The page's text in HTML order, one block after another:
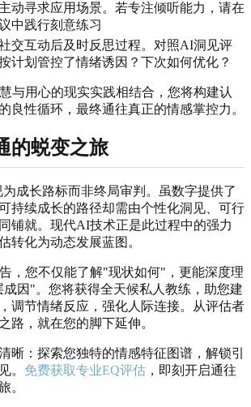
主动寻求应用场景。若专注倾听能力，请在
中践行刻意练习
社交互动后及时反思过程。对照AI洞见评
计划管控了情绪诱因？下次如何优化？
与用心的现实实践相结合，您将构建认
良性循环，最终通往真正的情感掌控力。
的蜕变之旅
成长路标而非终局审判。虽数字提供了
持续成长的路径却需由个性化洞见、可行
铺就。现代AI技术正是此过程中的强力
转化为动态发展蓝图。
，您不仅能了解"现状如何"，更能深度理
因"。您将获得全天候私人教练，助您建
调节情绪反应，强化人际连接。从评估者
路，就在您的脚下延伸。
晰：探索您独特的情感特征图谱，解锁引
。 免费获取专业EQ评估 ，即刻开启通往
。